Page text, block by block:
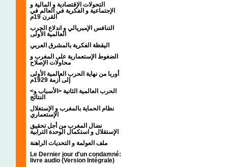
التحولات الإقتصادية و المالية و
الإجتماعية و الفكرية في العالم في
القرن 19م
التنافس الإمبريالي و اندلاع الحرب
العالمية الأولى
اليقظة الفكرية بالمشرق العربي
الضغوط الإستعمارية على المغرب و
محاولات الإصلاح
أوربا من نهاية الحرب العالمية الأولى
إلى أزمة 1929م
<الحرب العالمية الثانية <الأسباب و
النتائج
نظام الحماية بالمغرب و الإستغلال
الإستعماري
نضال المغرب من أجل تحقيق
الإستقلال و استكمال الوحدة الترابية
ملف العولمة و التحديات الراهنة
Le Dernier jour d'un condamné:
livre audio (Version Intégrale)